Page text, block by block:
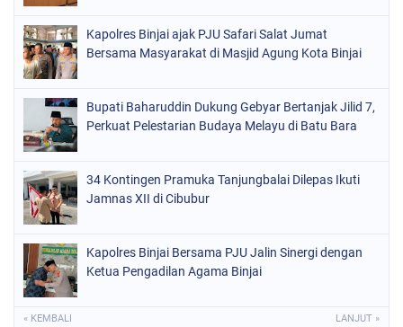
Kapolres Binjai ajak PJU Safari Salat Jumat
Bersama Masyarakat di Masjid Agung Kota Binjai
Bupati Baharuddin Dukung Gebyar Bertanjak Jilid 7,
Perkuat Pelestarian Budaya Melayu di Batu Bara
34 Kontingen Pramuka Tanjungbalai Dilepas Ikuti
Jamnas XII di Cibubur
Kapolres Binjai Bersama PJU Jalin Sinergi dengan
Ketua Pengadilan Agama Binjai
« KEMBALI LANJUT »